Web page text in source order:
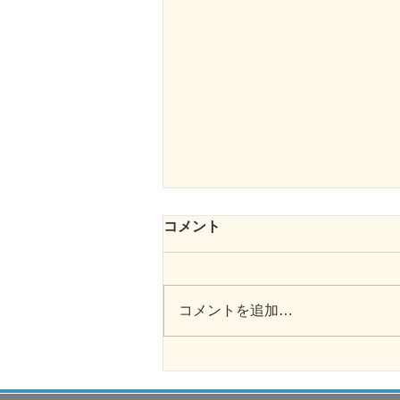
向日葵のプロムナード
コメント
コメントを追加…